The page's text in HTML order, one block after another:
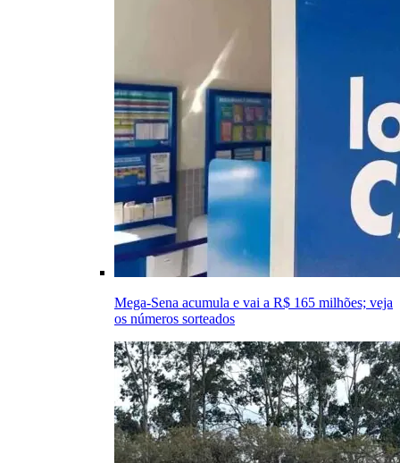
Mega-Sena acumula e vai a R$ 165 milhões; veja
os números sorteados